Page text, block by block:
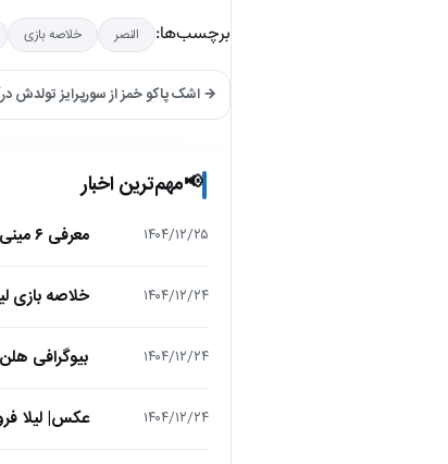
برچسب‌ها: النصر خلاصه بازی
→ اشک پاکو خمز از سورپرایز تولدش
📢مهم‌ترین اخبار
۱۴۰۴/۱۲/۲۵ معرفی ۶ مینی سریال ۲۰۲۵ که نباید از دست بدهید!
۱۴۰۴/۱۲/۲۴ خلاصه بازی لیورپول 1 – تاتنهام 1
۱۴۰۴/۱۲/۲۴ بیوگرافی
۱۴۰۴/۱۲/۲۴ عکس| لیلا